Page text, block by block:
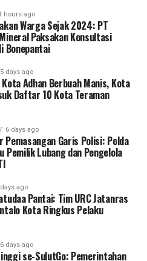
sederet barang bukti
di antaranya mesin alkon,
sambungan, selang
sampel material tanah,
(
pria berinisial KR, yang
serta FM, yang
pemodal sekaligus pemilik
Busroni, S.I.K., M.H.
Renly H. Turangan, S.H.
penindakan ini merupakan
dalam menegakkan
terhadap segala bentuk
hours ago
Warga Sejak 2024: PT
Paksakan Konsultasi
Bonepantai
5 days ago
Kota Adhan Berbuah Manis, Kota
Daftar 10 Kota Teraman
6 days ago
Pemasangan Garis Polisi: Polda
Pemilik Lubang dan Pengelola
ago
Pantai: Tim URC Jatanras
Kota Ringkus Pelaku
6 days ago
se-SulutGo: Pemerintahan